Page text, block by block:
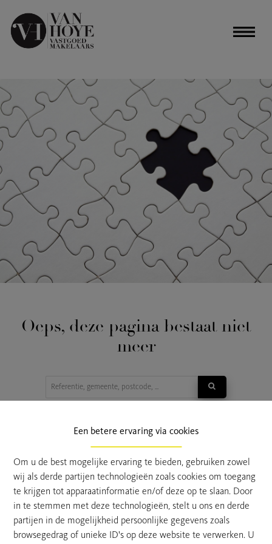
Een betere ervaring via cookies
Om u de best mogelijke ervaring te bieden, gebruiken zowel
wij als derde partijen technologieën zoals cookies om toegang
te krijgen tot apparaatinformatie en/of deze op te slaan. Door
in te stemmen met deze technologieën, stelt u ons en derde
partijen in de mogelijkheid persoonlijke gegevens zoals
browsegedrag of unieke ID's op deze website te verwerken. U
Oeps, deze pagina bestaat niet
meer